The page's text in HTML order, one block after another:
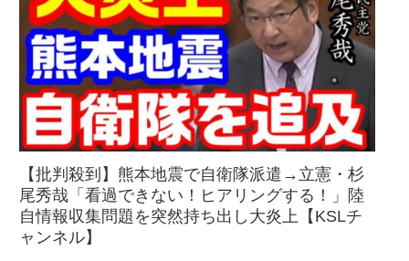
【批判殺到】熊本地震で自衛隊派遣→立憲・杉
尾秀哉「看過できない！ヒアリングする！」陸
自情報収集問題を突然持ち出し大炎上【KSLチ
ャンネル】